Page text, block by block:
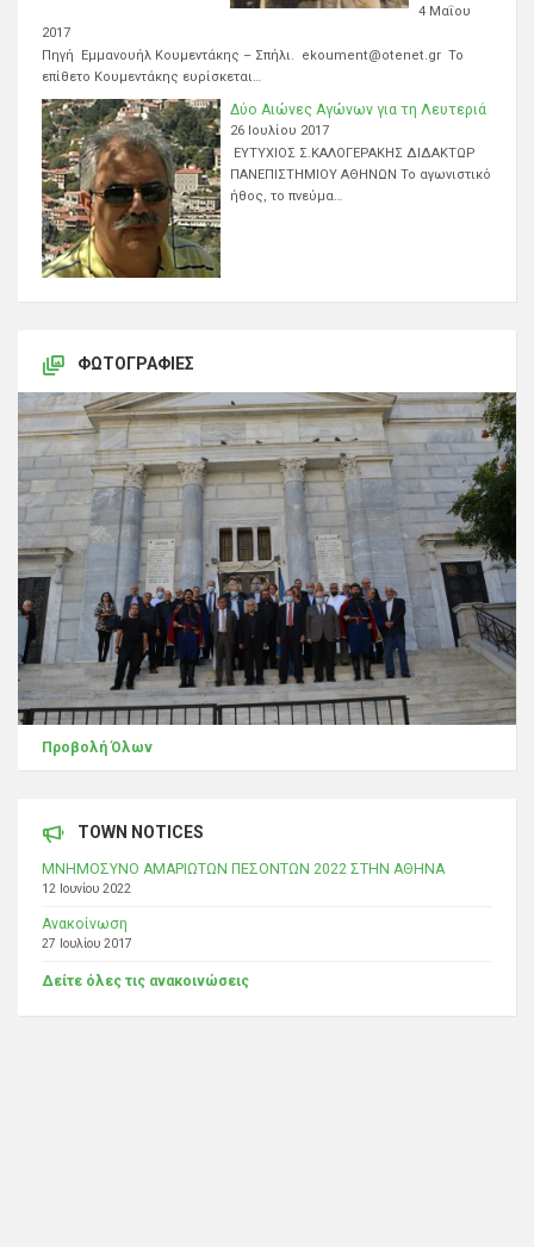
4 Μαΐου
2017
Πηγή Εμμανουήλ Κουμεντάκης – Σπήλι. ekoument@otenet.gr Το
επίθετο Κουμεντάκης ευρίσκεται…
Δύο Αιώνες Αγώνων για τη Λευτεριά
26 Ιουλίου 2017
ΕΥΤΥΧΙΟΣ Σ.ΚΑΛΟΓΕΡΑΚΗΣ ΔΙΔΑΚΤΩΡ
ΠΑΝΕΠΙΣΤΗΜΙΟΥ ΑΘΗΝΩΝ Το αγωνιστικό
ήθος, το πνεύμα…
ΦΩΤΟΓΡΑΦΊΕΣ
Προβολή Όλων
TOWN NOTICES
ΜΝΗΜΟΣΥΝΟ ΑΜΑΡΙΩΤΩΝ ΠΕΣΟΝΤΩΝ 2022 ΣΤΗΝ ΑΘΗΝΑ
12 Ιουνίου 2022
Ανακοίνωση
27 Ιουλίου 2017
Δείτε όλες τις ανακοινώσεις